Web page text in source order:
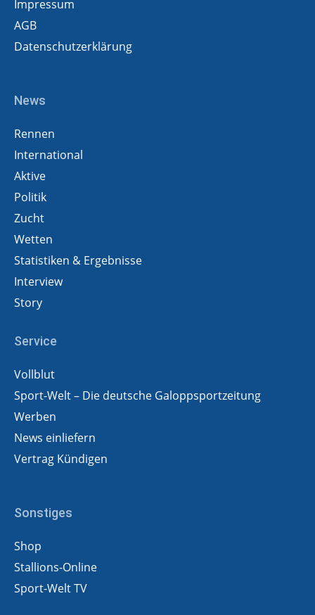
Impressum
AGB
Datenschutzerklärung
News
Rennen
International
Aktive
Politik
Zucht
Wetten
Statistiken & Ergebnisse
Interview
Story
Service
Vollblut
Sport-Welt – Die deutsche Galoppsportzeitung
Werben
News einliefern
Vertrag Kündigen
Sonstiges
Shop
Stallions-Online
Sport-Welt TV